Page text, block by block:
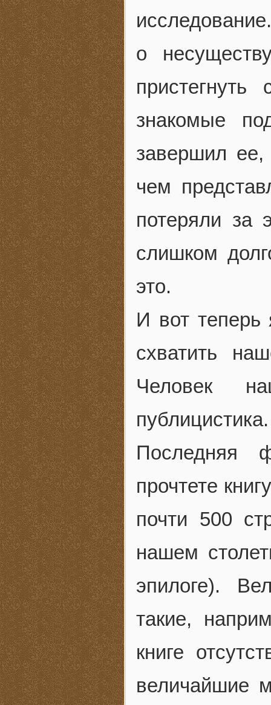
о
знакомые
завершил
чем
потеряли за
слишком
это.
И вот теперь
схватить
Человек
Последняя
прочтете
почти 500
нашем
эпилоге).
такие,
книге
величайшие